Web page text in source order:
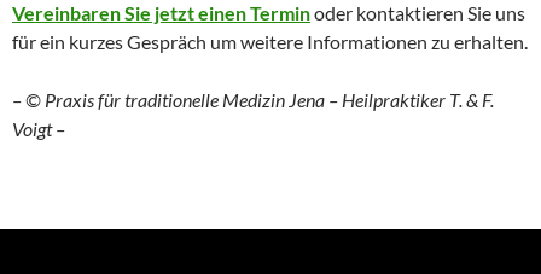
Vereinbaren Sie jetzt einen Terminoder kontaktieren Sie uns
für ein kurzes Gespräch um weitere Informationen zu erhalten.
– © Praxis für traditionelle Medizin Jena – Heilpraktiker T. & F.
Voigt –